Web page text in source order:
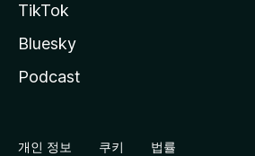
TikTok
Bluesky
Podcast
개인 정보 쿠키 법률